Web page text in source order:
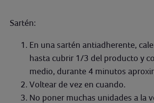
Sartén:
En una sartén antiadherente,
hasta cubrir 1/3 del producto y
medio, durante 4 minutos
Voltear de vez en cuando.
No poner muchas unidades a la